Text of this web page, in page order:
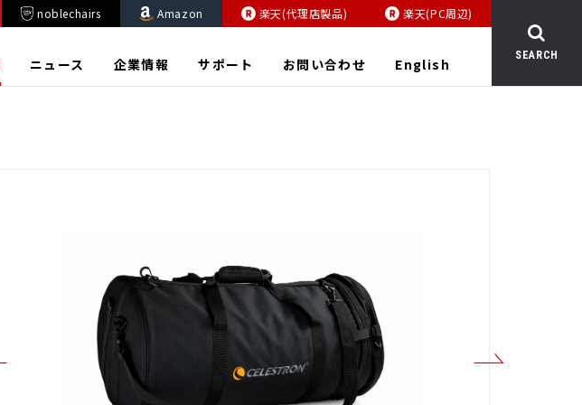
noblechairs Amazon 楽天(代理店製品) 楽天(PC周辺)
ニュース 企業情報 サポート お問い合わせ English SEARCH